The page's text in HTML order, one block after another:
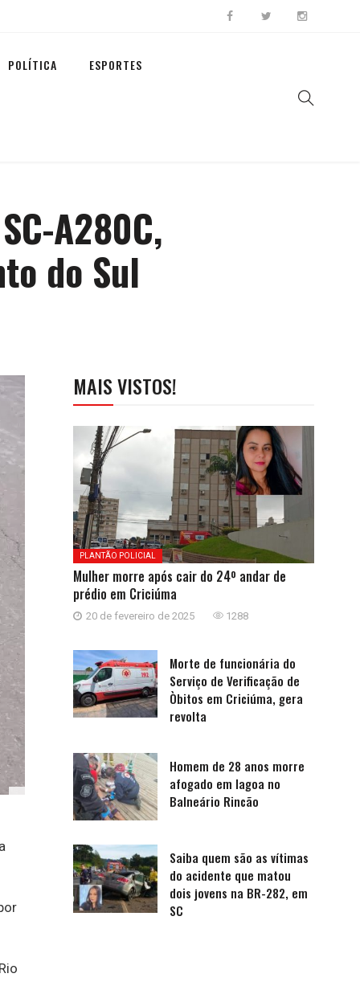
POLÍTICA ESPORTES
A280C,
do Sul
MAIS VISTOS!
PLANTÃO POLICIAL
Mulher morre após cair do 24º andar de
prédio em Criciúma
20 de fevereiro de 2025 1288
Morte de funcionária do
Serviço de Verificação de
Òbitos em Criciúma, gera
revolta
Homem de 28 anos morre
afogado em lagoa no
Balneário Rincão
Saiba quem são as vítimas
do acidente que matou
dois jovens na BR-282, em
SC